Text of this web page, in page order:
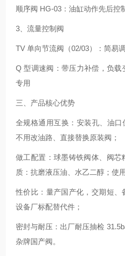
顺序阀 HG‑03：油缸动作先后控
3、流量控制阀
TV 单向节流阀（02/03）：简易
Q 型调速阀：带压力补偿，负载
专用
三、产品核心优势
全规格通用互换：安装孔、油口
不用改油路、直接替换原装阀；
做工配置：球墨铸铁阀体、阀芯
质：抗磨液压油、水乙二醇；使
性价比：量产国产化，交期短、
设备厂标配替代件；
密封与耐压：出厂耐压抽检
杂牌国产阀。